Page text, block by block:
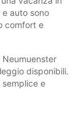
auto sono
comfort e
disponibili.
e